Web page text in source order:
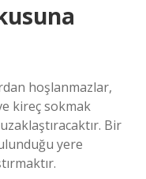
hoşlanmazlar,
kireç sokmak
Bir
yere